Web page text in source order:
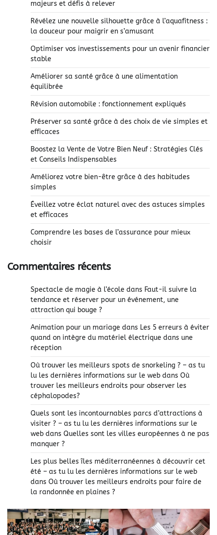
majeurs et défis à relever
Révélez une nouvelle silhouette grâce à l’aquafitness :
la douceur pour maigrir en s’amusant
Optimiser vos investissements pour un avenir financier
stable
Améliorer sa santé grâce à une alimentation
équilibrée
Révision automobile : fonctionnement expliqués
Préserver sa santé grâce à des choix de vie simples et
efficaces
Boostez la Vente de Votre Bien Neuf : Stratégies Clés
et Conseils Indispensables
Améliorez votre bien-être grâce à des habitudes
simples
Éveillez votre éclat naturel avec des astuces simples
et efficaces
Comprendre les bases de l’assurance pour mieux
choisir
Commentaires récents
Spectacle de magie à l’école dans Faut-il suivre la
tendance et réserver pour un événement, une
attraction qui bouge ?
Animation pour un mariage dans Les 5 erreurs à éviter
quand on intègre du matériel électrique dans une
réception
Où trouver les meilleurs spots de snorkeling ? – as tu
lu les dernières informations sur le web dans Où
trouver les meilleurs endroits pour observer les
céphalopodes?
Quels sont les incontournables parcs d’attractions à
visiter ? – as tu lu les dernières informations sur le
web dans Quelles sont les villes européennes à ne pas
manquer ?
Les plus belles îles méditerranéennes à découvrir cet
été – as tu lu les dernières informations sur le web
dans Où trouver les meilleurs endroits pour faire de
la randonnée en plaines ?